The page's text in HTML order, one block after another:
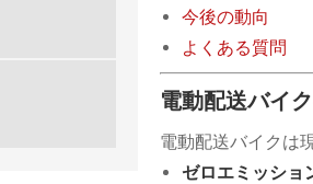
今後の動向
よくある質問
電動配送バイ
電動配送バイクは
ゼロエミッショ